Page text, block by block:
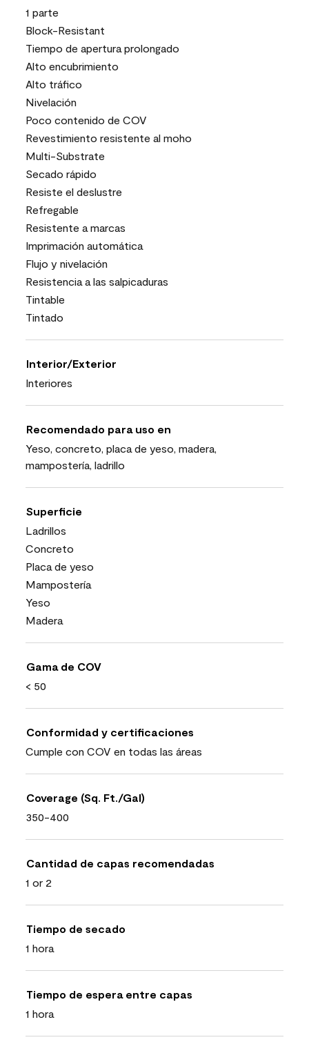
1 parte
Block-Resistant
Tiempo de apertura prolongado
Alto encubrimiento
Alto tráfico
Nivelación
Poco contenido de COV
Revestimiento resistente al moho
Multi-Substrate
Secado rápido
Resiste el deslustre
Refregable
Resistente a marcas
Imprimación automática
Flujo y nivelación
Resistencia a las salpicaduras
Tintable
Tintado
Interior/Exterior
Interiores
Recomendado para uso en
Yeso, concreto, placa de yeso, madera,
mampostería, ladrillo
Superficie
Ladrillos
Concreto
Placa de yeso
Mampostería
Yeso
Madera
Gama de COV
< 50
Conformidad y certificaciones
Cumple con COV en todas las áreas
Coverage (Sq. Ft./Gal)
350-400
Cantidad de capas recomendadas
1 or 2
Tiempo de secado
1 hora
Tiempo de espera entre capas
1 hora